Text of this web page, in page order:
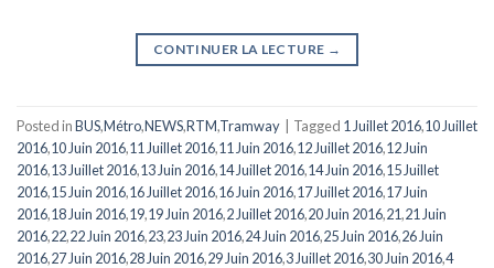
CONTINUER LA LECTURE →
Posted inBUS,Métro,NEWS,RTM,Tramway Tagged 1 Juillet 2016,10 Juillet
2016,10 Juin 2016,11 Juillet 2016,11 Juin 2016,12 Juillet 2016,12 Juin
2016,13 Juillet 2016,13 Juin 2016,14 Juillet 2016,14 Juin 2016,15 Juillet
2016,15 Juin 2016,16 Juillet 2016,16 Juin 2016,17 Juillet 2016,17 Juin
2016,18 Juin 2016,19,19 Juin 2016,2 Juillet 2016,20 Juin 2016,21,21 Juin
2016,22,22 Juin 2016,23,23 Juin 2016,24 Juin 2016,25 Juin 2016,26 Juin
2016,27 Juin 2016,28 Juin 2016,29 Juin 2016,3 Juillet 2016,30 Juin 2016,4